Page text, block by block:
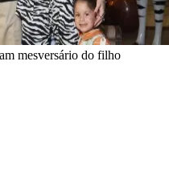
mesversário do filho